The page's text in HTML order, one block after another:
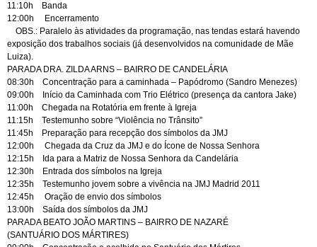
11:10h Banda
12:00h Encerramento
OBS.: Paralelo às atividades da programação, nas tendas estará havendo
exposição dos trabalhos sociais (já desenvolvidos na comunidade de Mãe
Luiza).
PARADA DRA. ZILDA ARNS – BAIRRO DE CANDELÁRIA
08:30h Concentração para a caminhada – Papódromo (Sandro Menezes)
09:00h Início da Caminhada com Trio Elétrico (presença da cantora Jake)
11:00h Chegada na Rotatória em frente à Igreja
11:15h Testemunho sobre “Violência no Trânsito”
11:45h Preparação para recepção dos símbolos da JMJ
12:00h Chegada da Cruz da JMJ e do Ícone de Nossa Senhora
12:15h Ida para a Matriz de Nossa Senhora da Candelária
12:30h Entrada dos símbolos na Igreja
12:35h Testemunho jovem sobre a vivência na JMJ Madrid 2011
12:45h Oração de envio dos símbolos
13:00h Saída dos símbolos da JMJ
PARADA BEATO JOÃO MARTINS – BAIRRO DE NAZARÉ
(SANTUÁRIO DOS MÁRTIRES)